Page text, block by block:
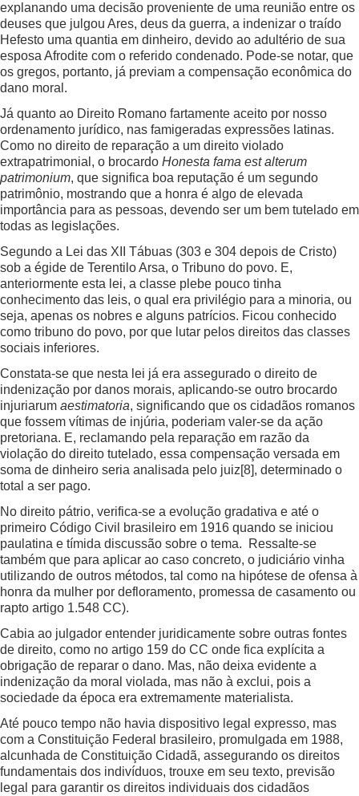
explanando uma decisão proveniente de uma reunião entre os
deuses que julgou Ares, deus da guerra, a indenizar o traído
Hefesto uma quantia em dinheiro, devido ao adultério de sua
esposa Afrodite com o referido condenado. Pode-se notar, que
os gregos, portanto, já previam a compensação econômica do
dano moral.
Já quanto ao Direito Romano fartamente aceito por nosso
ordenamento jurídico, nas famigeradas expressões latinas.
Como no direito de reparação a um direito violado
extrapatrimonial, o brocardo Honesta fama est alterum
patrimonium, que significa boa reputação é um segundo
patrimônio, mostrando que a honra é algo de elevada
importância para as pessoas, devendo ser um bem tutelado em
todas as legislações.
Segundo a Lei das XII Tábuas (303 e 304 depois de Cristo)
sob a égide de Terentilo Arsa, o Tribuno do povo. E,
anteriormente esta lei, a classe plebe pouco tinha
conhecimento das leis, o qual era privilégio para a minoria, ou
seja, apenas os nobres e alguns patrícios. Ficou conhecido
como tribuno do povo, por que lutar pelos direitos das classes
sociais inferiores.
Constata-se que nesta lei já era assegurado o direito de
indenização por danos morais, aplicando-se outro brocardo
injuriarum aestimatoria, significando que os cidadãos romanos
que fossem vítimas de injúria, poderiam valer-se da ação
pretoriana. E, reclamando pela reparação em razão da
violação do direito tutelado, essa compensação versada em
soma de dinheiro seria analisada pelo juiz[8], determinado o
total a ser pago.
No direito pátrio, verifica-se a evolução gradativa e até o
primeiro Código Civil brasileiro em 1916 quando se iniciou
paulatina e tímida discussão sobre o tema. Ressalte-se
também que para aplicar ao caso concreto, o judiciário vinha
utilizando de outros métodos, tal como na hipótese de ofensa à
honra da mulher por defloramento, promessa de casamento ou
rapto artigo 1.548 CC).
Cabia ao julgador entender juridicamente sobre outras fontes
de direito, como no artigo 159 do CC onde fica explícita a
obrigação de reparar o dano. Mas, não deixa evidente a
indenização da moral violada, mas não à exclui, pois a
sociedade da época era extremamente materialista.
Até pouco tempo não havia dispositivo legal expresso, mas
com a Constituição Federal brasileiro, promulgada em 1988,
alcunhada de Constituição Cidadã, assegurando os direitos
fundamentais dos indivíduos, trouxe em seu texto, previsão
legal para garantir os direitos individuais dos cidadãos